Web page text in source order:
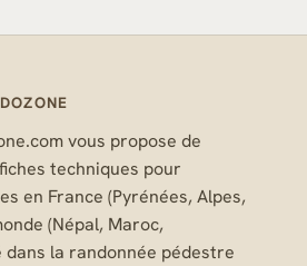
vous propose de
techniques pour
en France (Pyrénées, Alpes,
(Népal, Maroc,
dans la randonnée pédestre